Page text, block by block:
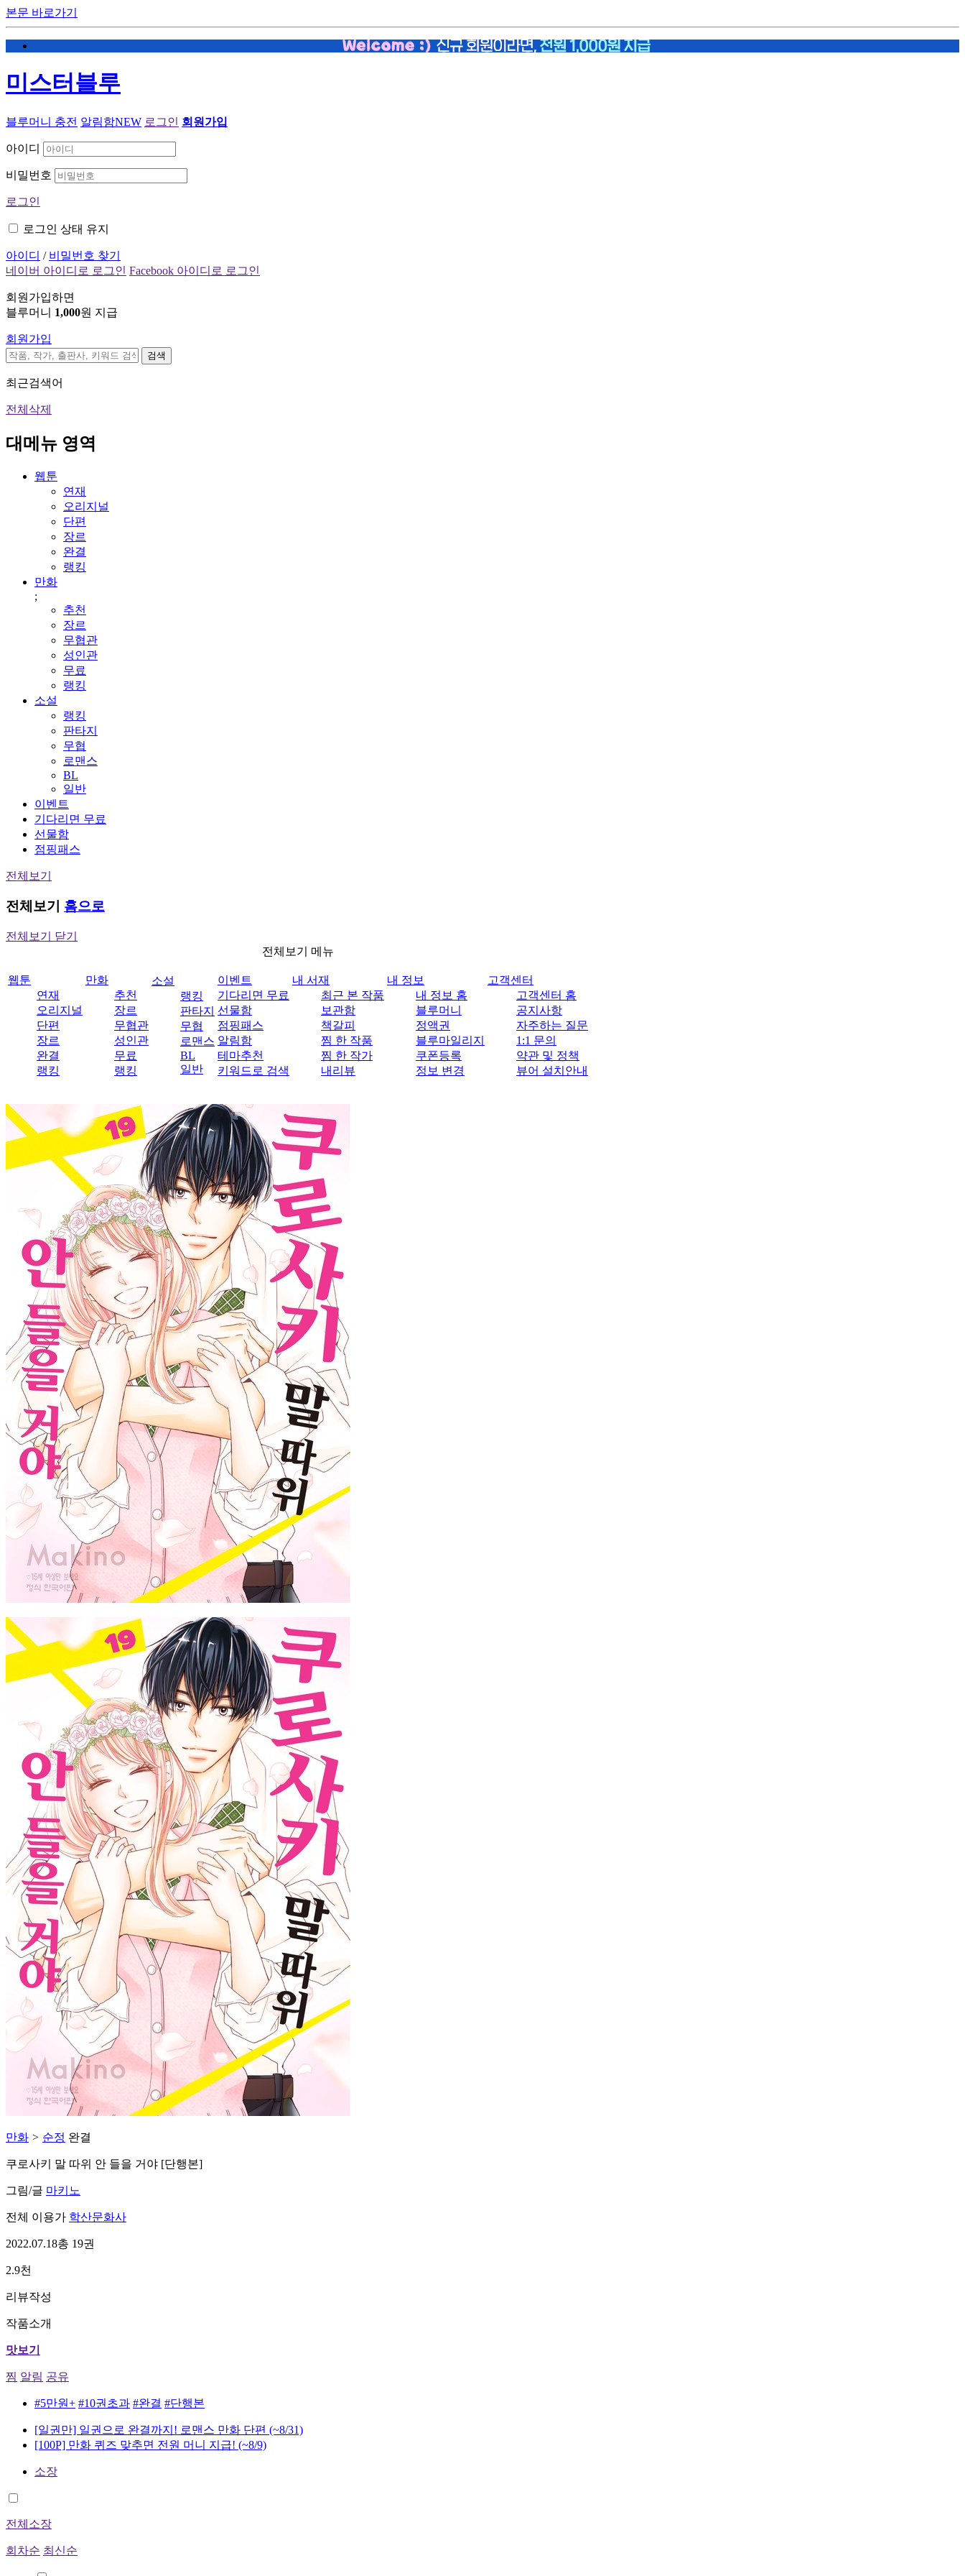
본문 바로가기
미스터블루
블루머니 충전 알림함NEW 로그인 회원가입
아이디
비밀번호
로그인
로그인 상태 유지
아이디 / 비밀번호 찾기
네이버 아이디로 로그인 Facebook 아이디로 로그인
회원가입하면
블루머니 1,000원 지급
회원가입
검색
최근검색어
전체삭제
대메뉴 영역
웹툰
연재
오리지널
단편
장르
완결
랭킹
만화
;
추천
장르
무협관
성인관
무료
랭킹
소설
랭킹
판타지
무협
로맨스
BL
일반
이벤트
기다리면 무료
선물함
점핑패스
전체보기
전체보기 홈으로
전체보기 닫기
전체보기 메뉴
웹툰
연재
오리지널
단편
장르
완결
랭킹
만화
추천
장르
무협관
성인관
무료
랭킹
소설
랭킹
판타지
무협
로맨스
BL
일반
이벤트
기다리면 무료
선물함
점핑패스
알림함
테마추천
키워드로 검색
내 서재
최근 본 작품
보관함
책갈피
찜 한 작품
찜 한 작가
내리뷰
내 정보
내 정보 홈
블루머니
정액권
블루마일리지
쿠폰등록
정보 변경
고객센터
고객센터 홈
공지사항
자주하는 질문
1:1 문의
약관 및 정책
뷰어 설치안내
만화 > 순정 완결
쿠로사키 말 따위 안 들을 거야 [단행본]
그림/글 마키노
전체 이용가 학산문화사
2022.07.18총 19권
2.9천
리뷰작성
작품소개
맛보기
찜 알림 공유
#5만원+ #10권초과 #완결 #단행본
[일권만] 일권으로 완결까지! 로맨스 만화 단편 (~8/31)
[100P] 만화 퀴즈 맞추면 전원 머니 지급! (~8/9)
소장
전체소장
회차순 최신순